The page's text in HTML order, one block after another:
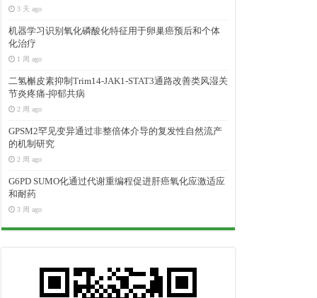
3 天 ago
机器学习识别氧化磷酸化特征用于卵巢癌预后和个体
化治疗
1 周 ago
二氢槲皮素抑制Trim14-JAK1-STAT3通路改善类风湿关
节炎疼痛-抑郁共病
2 周 ago
GPSM2罕见变异通过非整倍体介导的复发性自然流产
的机制研究
2 周 ago
G6PD SUMO化通过代谢重编程促进肝癌氧化应激适应
和耐药
3 周 ago